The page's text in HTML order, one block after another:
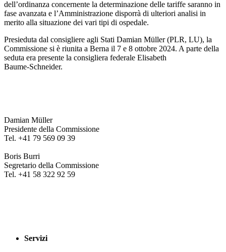
dell’ordinanza concernente la determinazione delle tariffe saranno in
fase avanzata e l’Amministrazione disporrà di ulteriori analisi in
merito alla situazione dei vari tipi di ospedale.
Presieduta dal consigliere agli Stati Damian Müller (PLR, LU), la
Commissione si è riunita a Berna il 7 e 8 ottobre 2024. A parte della
seduta era presente la consigliera federale Elisabeth
Baume‑Schneider.
Damian Müller
Presidente della Commissione
Tel. +41 79 569 09 39
Boris Burri
Segretario della Commissione
Tel. +41 58 322 92 59
Servizi